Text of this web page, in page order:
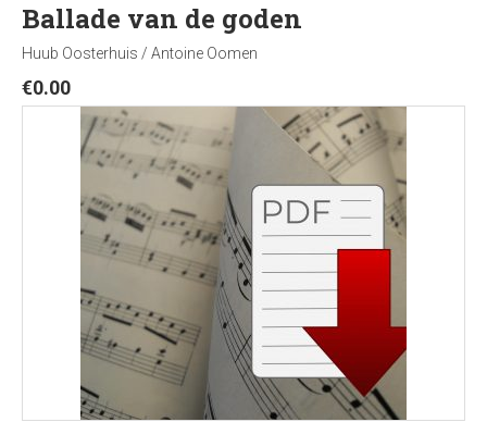
Ballade van de goden
Huub Oosterhuis / Antoine Oomen
€0.00